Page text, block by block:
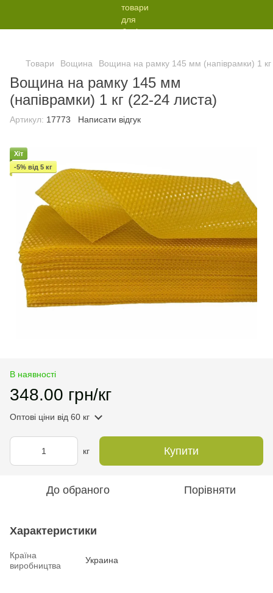
Товари Вощина Вощина на рамку 145 мм (напіврамки) 1
Вощина на рамку 145 мм
(напіврамки) 1 кг (22-24 листа)
Артикул: 17773 Написати відгук
Хіт
-5% від 5 кг
В наявності
348.00 грн/кг
Оптові ціни від 60 кг
кг Купити
До обраного Порівняти
Характеристики
Країна
виробництва
Украина